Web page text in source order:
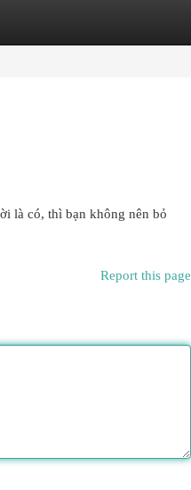
là có, thì bạn không nên bỏ
Report this page